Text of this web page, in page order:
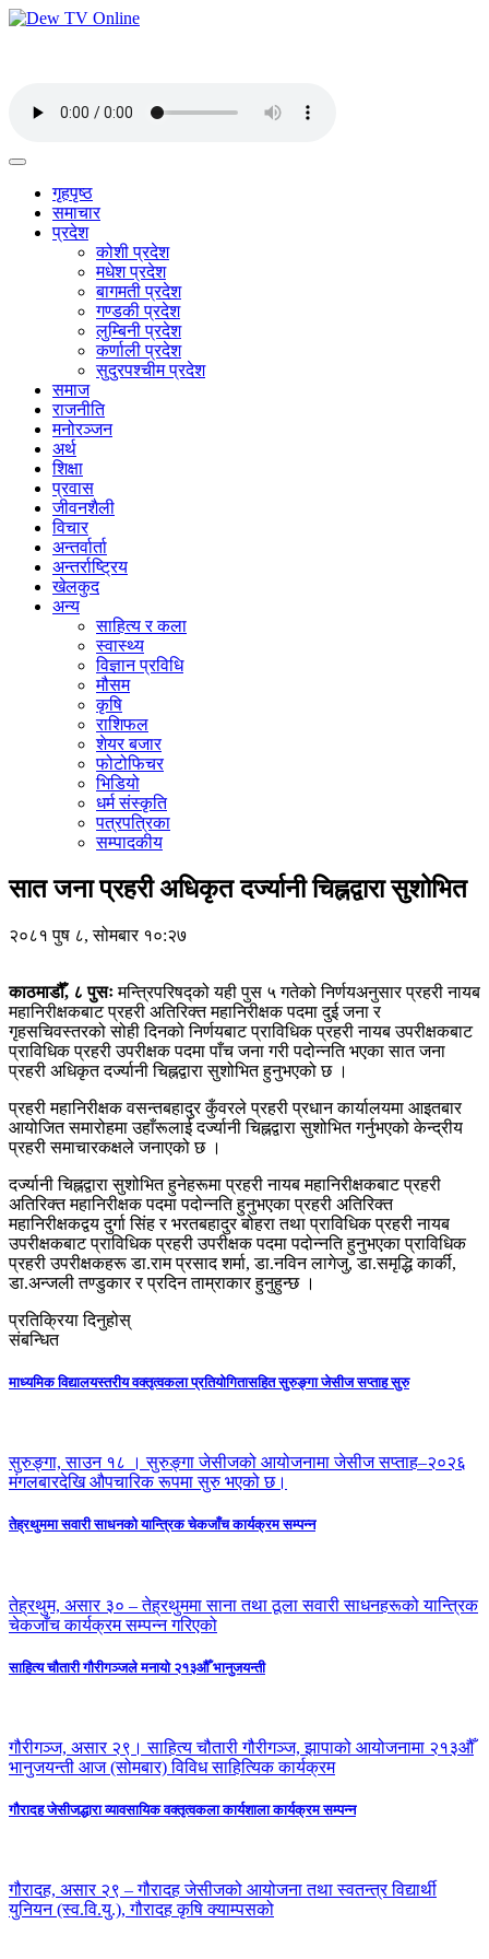
गृहपृष्ठ
समाचार
प्रदेश
कोशी प्रदेश
मधेश प्रदेश
बागमती प्रदेश
गण्डकी प्रदेश
लुम्बिनी प्रदेश
कर्णाली प्रदेश
सुदुरपश्चीम प्रदेश
समाज
राजनीति
मनोरञ्जन
अर्थ
शिक्षा
प्रवास
जीवनशैली
विचार
अन्तर्वार्ता
अन्तर्राष्ट्रिय
खेलकुद
अन्य
साहित्य र कला
स्वास्थ्य
विज्ञान प्रविधि
मौसम
कृषि
राशिफल
शेयर बजार
फोटोफिचर
भिडियो
धर्म संस्कृति
पत्रपत्रिका
सम्पादकीय
सात जना प्रहरी अधिकृत दर्ज्यानी चिह्नद्वारा सुशोभित
२०८१ पुष ८, सोमबार १०:२७
काठमाडौँ, ८ पुसःमन्त्रिपरिषद्को यही पुस ५ गतेको निर्णयअनुसार प्रहरी नायब
महानिरीक्षकबाट प्रहरी अतिरिक्त महानिरीक्षक पदमा दुई जना र
गृहसचिवस्तरको सोही दिनको निर्णयबाट प्राविधिक प्रहरी नायब उपरीक्षकबाट
प्राविधिक प्रहरी उपरीक्षक पदमा पाँच जना गरी पदोन्नति भएका सात जना
प्रहरी अधिकृत दर्ज्यानी चिह्नद्वारा सुशोभित हुनुभएको छ ।
प्रहरी महानिरीक्षक वसन्तबहादुर कुँवरले प्रहरी प्रधान कार्यालयमा आइतबार
आयोजित समारोहमा उहाँरूलाई दर्ज्यानी चिह्नद्वारा सुशोभित गर्नुभएको केन्द्रीय
प्रहरी समाचारकक्षले जनाएको छ ।
दर्ज्यानी चिह्नद्वारा सुशोभित हुनेहरूमा प्रहरी नायब महानिरीक्षकबाट प्रहरी
अतिरिक्त महानिरीक्षक पदमा पदोन्नति हुनुभएका प्रहरी अतिरिक्त
महानिरीक्षकद्वय दुर्गा सिंह र भरतबहादुर बोहरा तथा प्राविधिक प्रहरी नायब
उपरीक्षकबाट प्राविधिक प्रहरी उपरीक्षक पदमा पदोन्नति हुनुभएका प्राविधिक
प्रहरी उपरीक्षकहरू डा.राम प्रसाद शर्मा, डा.नविन लागेजु, डा.समृद्धि कार्की,
डा.अन्जली तण्डुकार र प्रदिन ताम्राकार हुनुहुन्छ ।
प्रतिक्रिया दिनुहोस्
संबन्धित
माध्यमिक विद्यालयस्तरीय वक्तृत्वकला प्रतियोगितासहित सुरुङ्गा जेसीज सप्ताह सुरु
सुरुङ्गा, साउन १८ । सुरुङ्गा जेसीजको आयोजनामा जेसीज सप्ताह–२०२६
मंगलबारदेखि औपचारिक रूपमा सुरु भएको छ।
तेह्रथुममा सवारी साधनको यान्त्रिक चेकजाँच कार्यक्रम सम्पन्न
तेह्रथुम, असार ३० – तेह्रथुममा साना तथा ठूला सवारी साधनहरूको यान्त्रिक
चेकजाँच कार्यक्रम सम्पन्न गरिएको
साहित्य चौतारी गौरीगञ्जले मनायो २१३औँ भानुजयन्ती
गौरीगञ्ज, असार २९। साहित्य चौतारी गौरीगञ्ज, झापाको आयोजनामा २१३औँ
भानुजयन्ती आज (सोमबार) विविध साहित्यिक कार्यक्रम
गौरादह जेसीजद्धारा व्यावसायिक वक्तृत्वकला कार्यशाला कार्यक्रम सम्पन्न
गौरादह, असार २९ – गौरादह जेसीजको आयोजना तथा स्वतन्त्र विद्यार्थी
युनियन (स्व.वि.यु.), गौरादह कृषि क्याम्पसको